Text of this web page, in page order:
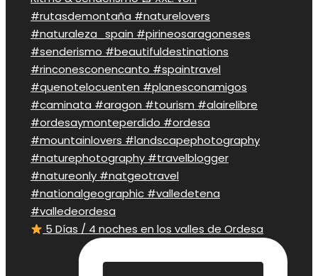
5 Días / 4 noches en los valles de Ordesa